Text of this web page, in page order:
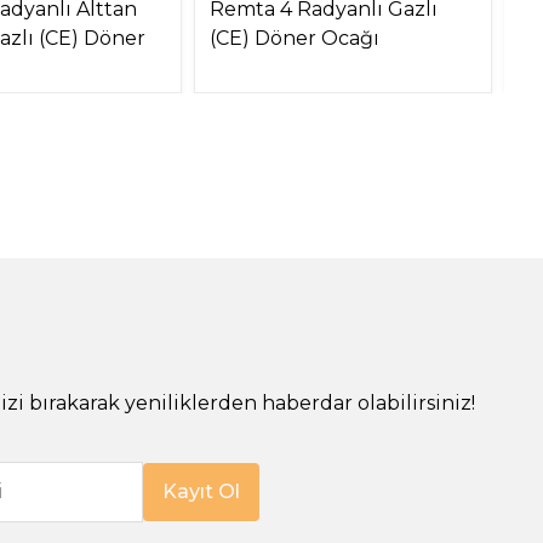
Alttan
(CE) Döner
Remta 4 Radyanlı Gazlı
(CE) Döner Ocağı
bırakarak yeniliklerden haberdar olabilirsiniz!
Kayıt Ol